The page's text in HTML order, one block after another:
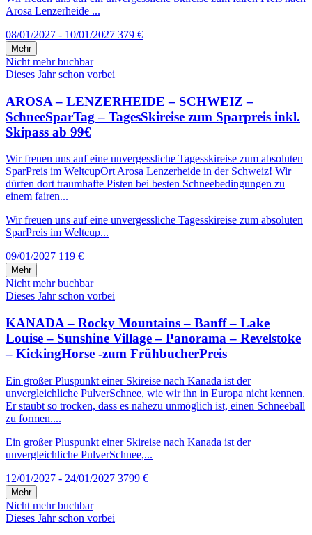
Arosa Lenzerheide ...
08/01/2027 - 10/01/2027 379 €
Mehr
Nicht mehr buchbar
Dieses Jahr schon vorbei
AROSA – LENZERHEIDE – SCHWEIZ –
SchneeSparTag – TagesSkireise zum Sparpreis inkl.
Skipass ab 99€
Wir freuen uns auf eine unvergessliche Tagesskireise zum absoluten
SparPreis im WeltcupOrt Arosa Lenzerheide in der Schweiz! Wir
dürfen dort traumhafte Pisten bei besten Schneebedingungen zu
einem fairen...
Wir freuen uns auf eine unvergessliche Tagesskireise zum absoluten
SparPreis im Weltcup...
09/01/2027 119 €
Mehr
Nicht mehr buchbar
Dieses Jahr schon vorbei
KANADA – Rocky Mountains – Banff – Lake
Louise – Sunshine Village – Panorama – Revelstoke
– KickingHorse -zum FrühbucherPreis
Ein großer Pluspunkt einer Skireise nach Kanada ist der
unvergleichliche PulverSchnee, wie wir ihn in Europa nicht kennen.
Er staubt so trocken, dass es nahezu unmöglich ist, einen Schneeball
zu formen....
Ein großer Pluspunkt einer Skireise nach Kanada ist der
unvergleichliche PulverSchnee,...
12/01/2027 - 24/01/2027 3799 €
Mehr
Nicht mehr buchbar
Dieses Jahr schon vorbei